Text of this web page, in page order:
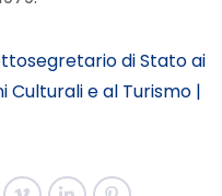
di Stato ai
Culturali e al Turismo |